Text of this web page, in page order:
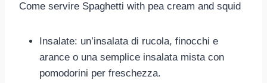
Come servire Spaghetti with pea cream and squid
Insalate: un’insalata di rucola, finocchi e
arance o una semplice insalata mista con
pomodorini per freschezza.